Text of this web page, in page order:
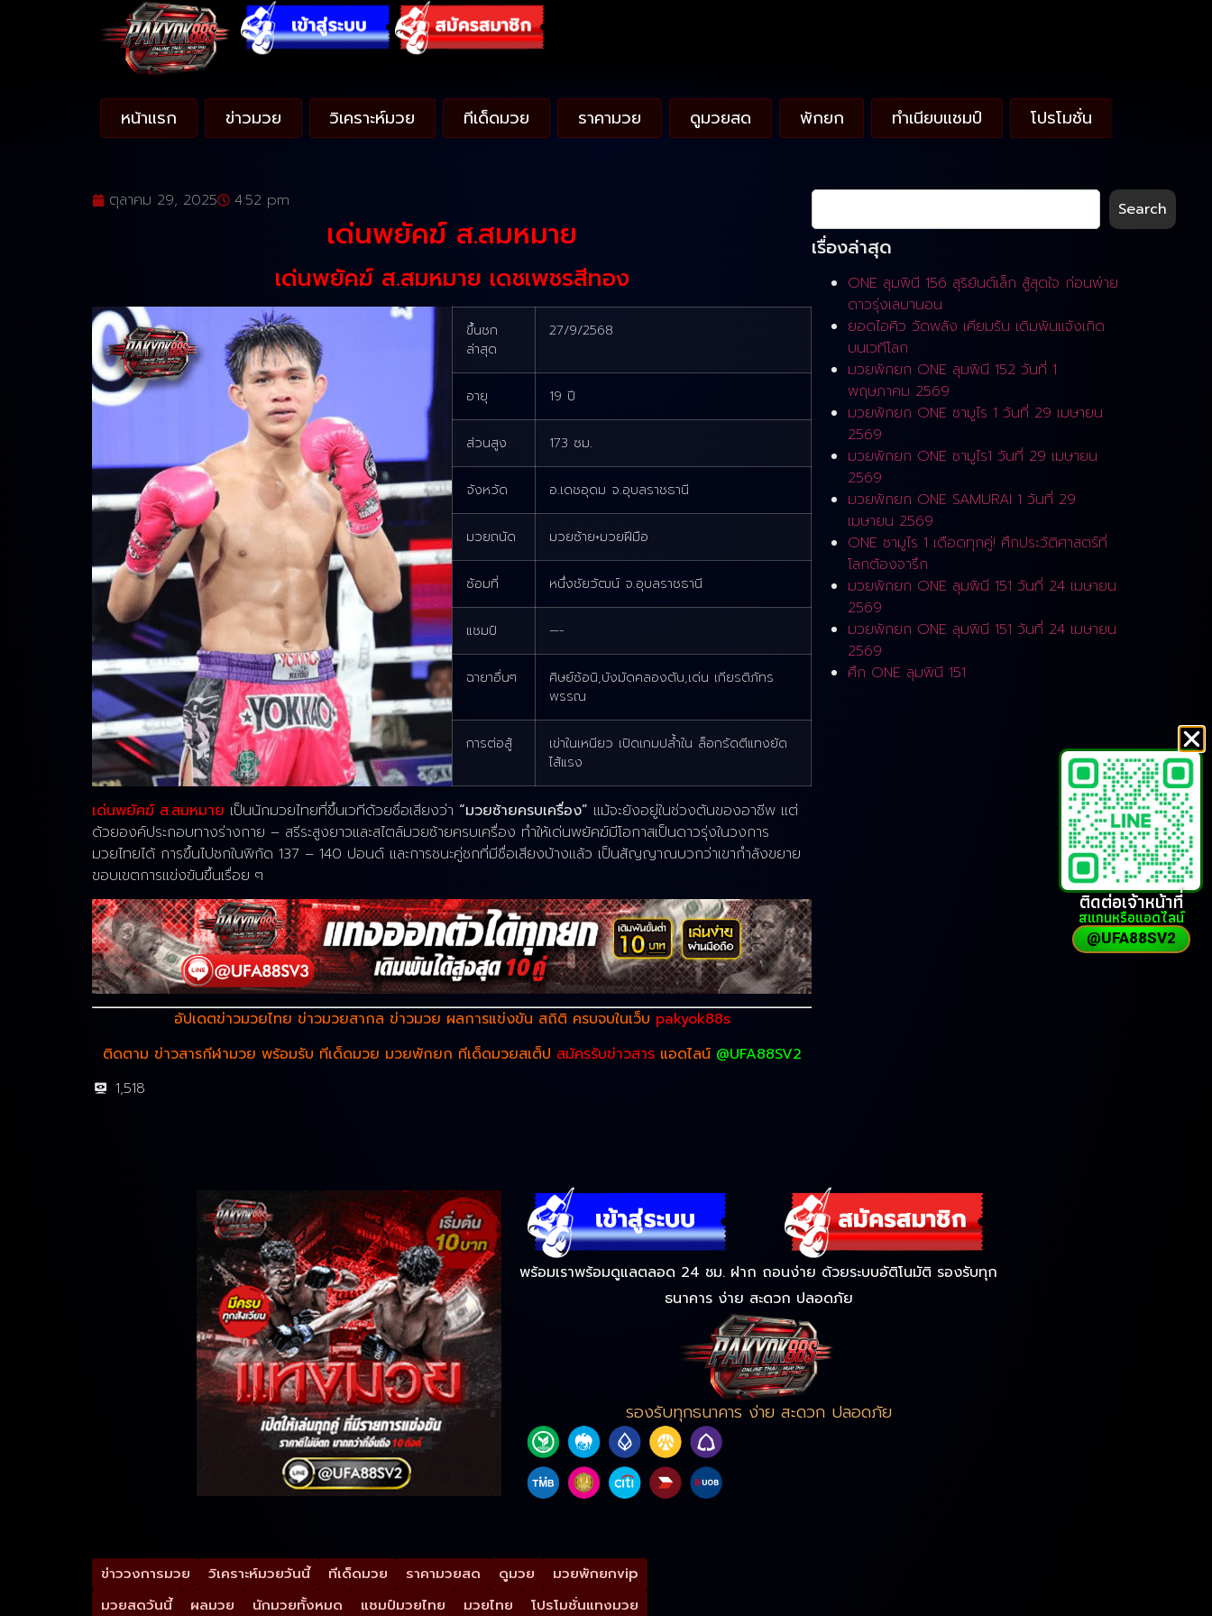
หน้าแรก ข่าวมวย วิเคราะห์มวย ทีเด็ดมวย ราคามวย ดูมวยสด พักยก ทำเนียบแชมป์ โปรโมชั่น
ตุลาคม 29, 2025 4:52 pm
เด่นพยัคฆ์ ส.สมหมาย
เด่นพยัคฆ์ ส.สมหมาย เดชเพชรสีทอง
ขึ้นชก
ล่าสุด
27/9/2568
อายุ 19 ปี
ส่วนสูง 173 ซม.
จังหวัด อ.เดชอุดม จ.อุบลราชธานี
มวยถนัด มวยซ้าย+มวยฝีมือ
ซ้อมที่ หนึ่งชัยวัฒน์ จ.อุบลราชธานี
แชมป์ —-
ฉายาอื่นๆ
ศิษย์ซ้อนิ,บังมัดคลองตัน,เด่น เกียรติภัทร
พรรณ
การต่อสู้
เข่าในเหนียว เปิดเกมปล้ำใน ล็อกรัดตีแทงยัด
ไส้แรง
เด่นพยัคฆ์ ส.สมหมาย เป็นนักมวยไทยที่ขึ้นเวทีด้วยชื่อเสียงว่า “มวยซ้ายครบเครื่อง” แม้จะยังอยู่ในช่วงต้นของอาชีพ แต่
ด้วยองค์ประกอบทางร่างกาย – สรีระสูงยาวและสไตล์มวยซ้ายครบเครื่อง ทำให้เด่นพยัคฆ์มีโอกาสเป็นดาวรุ่งในวงการ
มวยไทยได้ การขึ้นไปชกในพิกัด 137 – 140 ปอนด์ และการชนะคู่ชกที่มีชื่อเสียงบ้างแล้ว เป็นสัญญาณบวกว่าเขากำลังขยาย
ขอบเขตการแข่งขันขึ้นเรื่อย ๆ
อัปเดตข่าวมวยไทย ข่าวมวยสากล ข่าวมวย ผลการแข่งขัน สถิติ ครบจบในเว็บ pakyok88s
ติดตาม ข่าวสารกีฬามวย พร้อมรับ ทีเด็ดมวย มวยพักยก ทีเด็ดมวยสเต็ป สมัครรับข่าวสารแอดไลน์ @UFA88SV2
1,518
Search
เรื่องล่าสุด
ONE ลุมพินี 156 สุริยันต์เล็ก สู้สุดใจ ก่อนพ่าย
ดาวรุ่งเลบานอน
ยอดไอคิว วัดพลัง เคียมรัน เดิมพันแจ้งเกิด
บนเวทีโลก
มวยพักยก ONE ลุมพินี 152 วันที่ 1
พฤษภาคม 2569
มวยพักยก ONE ซามูไร 1 วันที่ 29 เมษายน
2569
มวยพักยก ONE ซามูไร1 วันที่ 29 เมษายน
2569
มวยพักยก ONE SAMURAI 1 วันที่ 29
เมษายน 2569
ONE ซามูไร 1 เดือดทุกคู่! ศึกประวัติศาสตร์ที่
โลกต้องจารึก
มวยพักยก ONE ลุมพินี 151 วันที่ 24 เมษายน
2569
มวยพักยก ONE ลุมพินี 151 วันที่ 24 เมษายน
2569
ศึก ONE ลุมพินี 151
พร้อมเราพร้อมดูแลตลอด 24 ชม. ฝาก ถอนง่าย ด้วยระบบอัติโนมัติ รองรับทุก
ธนาคาร ง่าย สะดวก ปลอดภัย
รองรับทุกธนาคาร ง่าย สะดวก ปลอดภัย
ข่าววงการมวย วิเคราะห์มวยวันนี้ ทีเด็ดมวย ราคามวยสด ดูมวย
มวยพักยกvip
มวยสดวันนี้
ผลมวย นักมวยทั้งหมด แชมป์มวยไทย มวยไทย โปรโมชั่นแทงมวย
ติดต่อเจ้าหน้าที่
สแกนหรือแอดไลน์
@UFA88SV2